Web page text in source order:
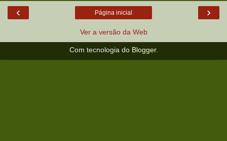
‹ ›
Página inicial
Ver a versão da Web
Com tecnologia do Blogger.